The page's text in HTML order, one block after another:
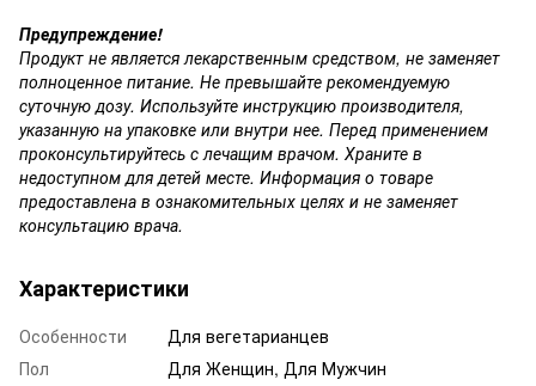
Предупреждение!
Продукт не является лекарственным средством, не заменяет
полноценное питание. Не превышайте рекомендуемую
суточную дозу. Используйте инструкцию производителя,
указанную на упаковке или внутри нее. Перед применением
проконсультируйтесь с лечащим врачом. Храните в
недоступном для детей месте. Информация о товаре
предоставлена в ознакомительных целях и не заменяет
консультацию врача.
Характеристики
Особенности
Для вегетарианцев
Пол
Для Женщин, Для Мужчин